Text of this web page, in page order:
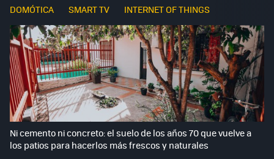
DOMÓTICA SMART TV INTERNET OF THINGS
Ni cemento ni concreto: el suelo de los años 70 que vuelve a
los patios para hacerlos más frescos y naturales